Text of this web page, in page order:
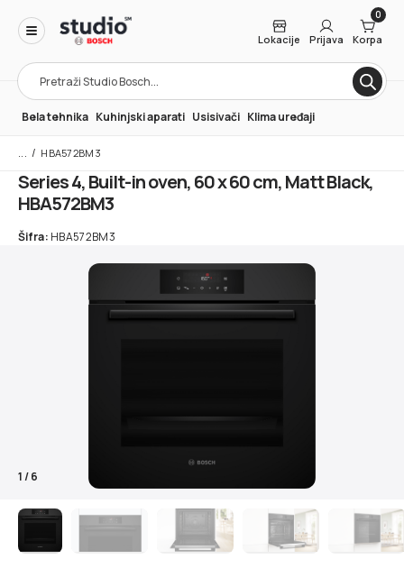
Products
search
Lokacije Prijava
0
Korpa
Bela tehnika Kuhinjski aparati Usisivači Klima uređaji
/ HBA572BM3
Series 4, Built-in oven, 60 x 60 cm, Matt Black,
HBA572BM3
Šifra: HBA572BM3
1/6